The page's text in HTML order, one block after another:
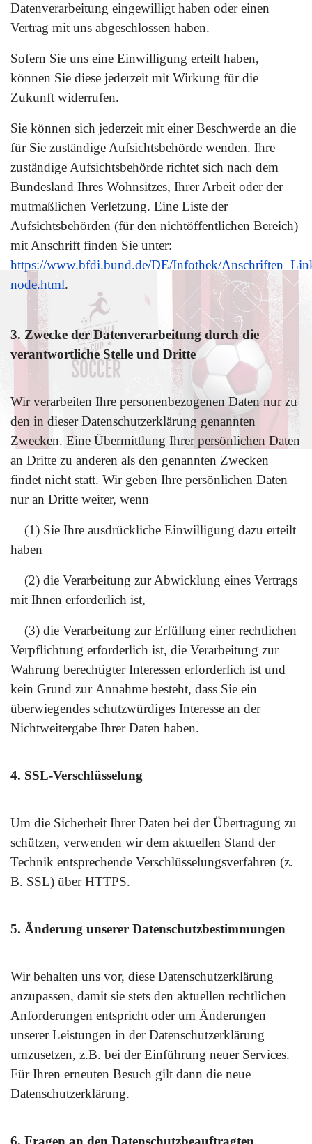
Datenverarbeitung eingewilligt haben oder einen
Vertrag mit uns abgeschlossen haben.
Sofern Sie uns eine Einwilligung erteilt haben,
können Sie diese jederzeit mit Wirkung für die
Zukunft widerrufen.
Sie können sich jederzeit mit einer Beschwerde an die
für Sie zuständige Aufsichtsbehörde wenden. Ihre
zuständige Aufsichtsbehörde richtet sich nach dem
Bundesland Ihres Wohnsitzes, Ihrer Arbeit oder der
mutmaßlichen Verletzung. Eine Liste der
Aufsichtsbehörden (für den nichtöffentlichen Bereich)
mit Anschrift finden Sie unter:
https://www.bfdi.bund.de/DE/Infothek/
node.html.
3. Zwecke der Datenverarbeitung durch die
verantwortliche Stelle und Dritte
Wir verarbeiten Ihre personenbezogenen Daten nur zu
den in dieser Datenschutzerklärung genannten
Zwecken. Eine Übermittlung Ihrer persönlichen Daten
an Dritte zu anderen als den genannten Zwecken
findet nicht statt. Wir geben Ihre persönlichen Daten
nur an Dritte weiter, wenn
(1) Sie Ihre ausdrückliche Einwilligung dazu erteilt
haben
(2) die Verarbeitung zur Abwicklung eines Vertrags
mit Ihnen erforderlich ist,
(3) die Verarbeitung zur Erfüllung einer rechtlichen
Verpflichtung erforderlich ist, die Verarbeitung zur
Wahrung berechtigter Interessen erforderlich ist und
kein Grund zur Annahme besteht, dass Sie ein
überwiegendes schutzwürdiges Interesse an der
Nichtweitergabe Ihrer Daten haben.
4. SSL-Verschlüsselung
Um die Sicherheit Ihrer Daten bei der Übertragung zu
schützen, verwenden wir dem aktuellen Stand der
Technik entsprechende Verschlüsselungsverfahren (z.
B. SSL) über HTTPS.
5. Änderung unserer Datenschutzbestimmungen
Wir behalten uns vor, diese Datenschutzerklärung
anzupassen, damit sie stets den aktuellen rechtlichen
Anforderungen entspricht oder um Änderungen
unserer Leistungen in der Datenschutzerklärung
umzusetzen, z.B. bei der Einführung neuer Services.
Für Ihren erneuten Besuch gilt dann die neue
Datenschutzerklärung.
6. Fragen an den Datenschutzbeauftragten